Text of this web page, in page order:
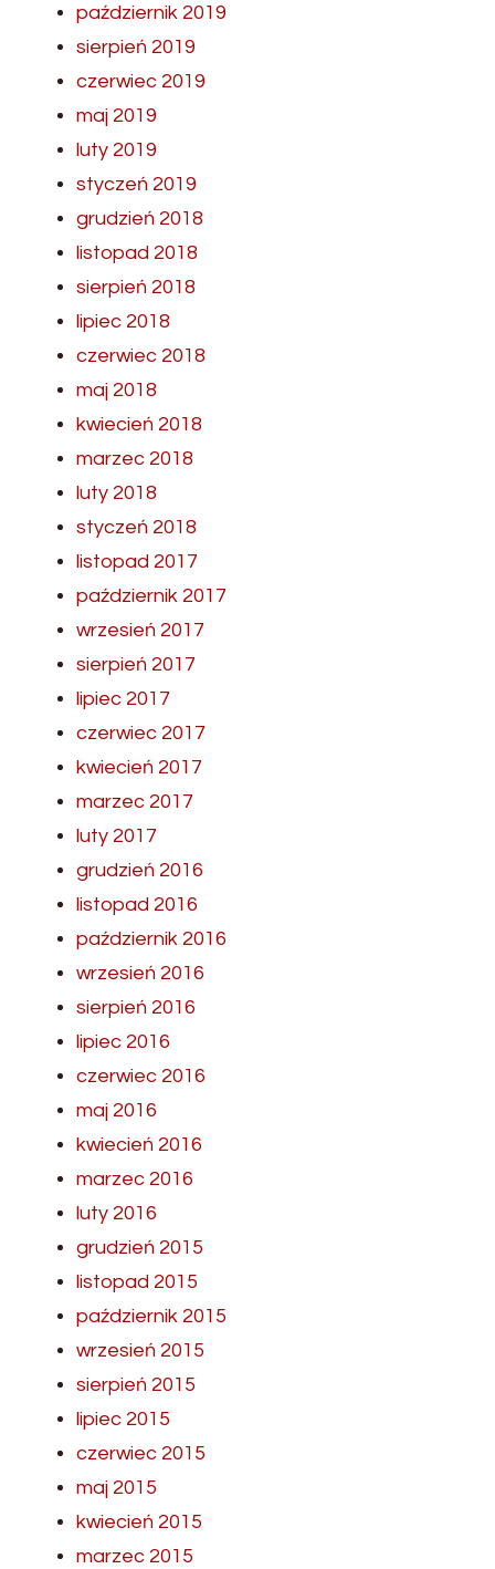
październik 2019
sierpień 2019
czerwiec 2019
maj 2019
luty 2019
styczeń 2019
grudzień 2018
listopad 2018
sierpień 2018
lipiec 2018
czerwiec 2018
maj 2018
kwiecień 2018
marzec 2018
luty 2018
styczeń 2018
listopad 2017
październik 2017
wrzesień 2017
sierpień 2017
lipiec 2017
czerwiec 2017
kwiecień 2017
marzec 2017
luty 2017
grudzień 2016
listopad 2016
październik 2016
wrzesień 2016
sierpień 2016
lipiec 2016
czerwiec 2016
maj 2016
kwiecień 2016
marzec 2016
luty 2016
grudzień 2015
listopad 2015
październik 2015
wrzesień 2015
sierpień 2015
lipiec 2015
czerwiec 2015
maj 2015
kwiecień 2015
marzec 2015